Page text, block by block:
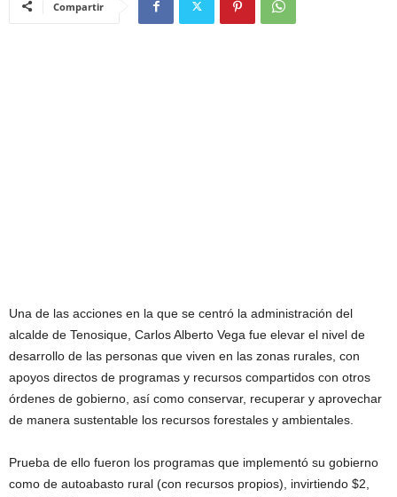
Compartir
Una de las acciones en la que se centró la administración del
alcalde de Tenosique, Carlos Alberto Vega fue elevar el nivel de
desarrollo de las personas que viven en las zonas rurales, con
apoyos directos de programas y recursos compartidos con otros
órdenes de gobierno, así como conservar, recuperar y aprovechar
de manera sustentable los recursos forestales y ambientales.
Prueba de ello fueron los programas que implementó su gobierno
como de autoabasto rural (con recursos propios), invirtiendo $2,